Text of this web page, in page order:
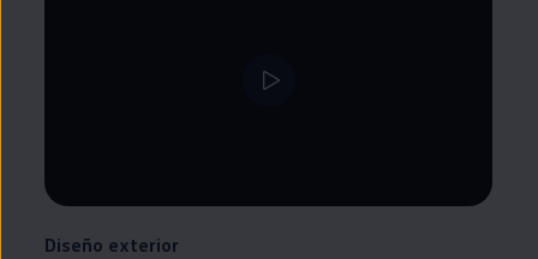
Diseño exterior